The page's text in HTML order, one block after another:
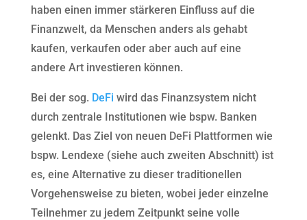
haben einen immer stärkeren Einfluss auf die
Finanzwelt, da Menschen anders als gehabt
kaufen, verkaufen oder aber auch auf eine
andere Art investieren können.
Bei der sog. DeFi wird das Finanzsystem nicht
durch zentrale Institutionen wie bspw. Banken
gelenkt. Das Ziel von neuen DeFi Plattformen wie
bspw. Lendexe (siehe auch zweiten Abschnitt) ist
es, eine Alternative zu dieser traditionellen
Vorgehensweise zu bieten, wobei jeder einzelne
Teilnehmer zu jedem Zeitpunkt seine volle